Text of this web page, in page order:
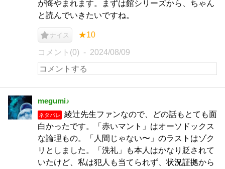
が悔やまれます。まずは館シリーズから、ちゃん
と読んでいきたいですね。
ナイス ★10
コメント(0) 2024/08/09
megumi♪
ネタバレ
綾辻先生ファンなので、どの話もとても面
白かったです。「赤いマント」はオーソドックス
な論理もの。「人間じゃない〜」のラストはゾク
リとしました。「洗礼」も本人はかなり貶されて
いたけど、私は犯人も当てられず、状況証拠から